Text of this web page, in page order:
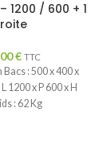
1200 / 600 + 1
€ TTC
: 500 x 400 x
1200 x P 600 x H
: 62 Kg